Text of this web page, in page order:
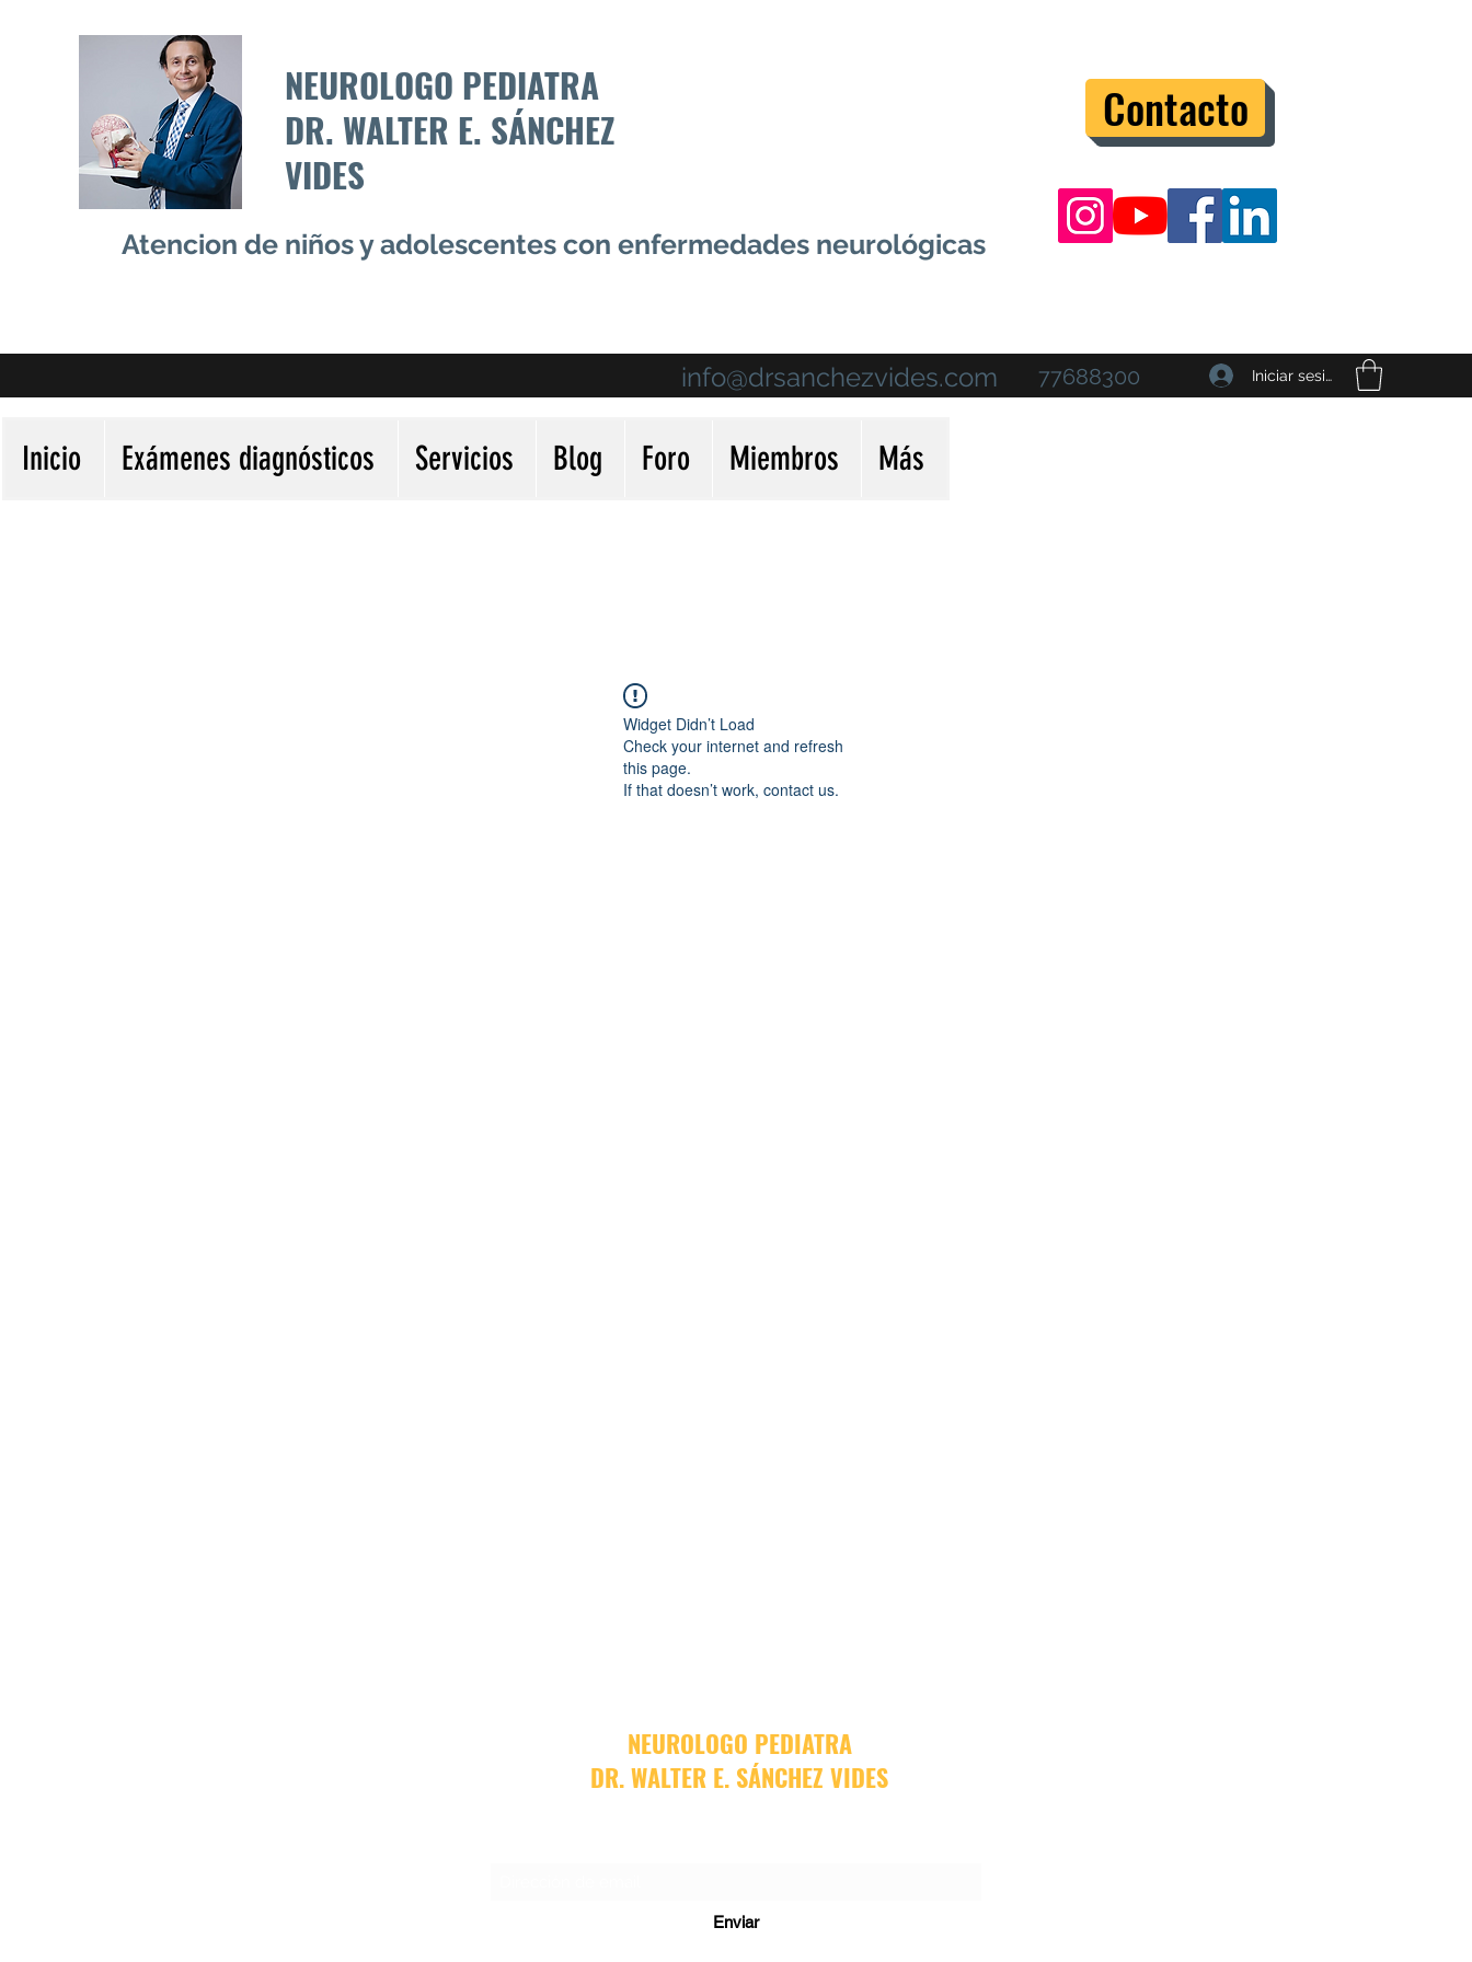
NEUROLOGO PEDIATRA
DR. WALTER E. SÁNCHEZ
VIDES
Atencion de niños y adolescentes con enfermedades neurológicas
Contacto
info@drsanchezvides.com 77688300 Iniciar sesión
Inicio Exámenes diagnósticos Servicios Blog Foro Miembros Más
Widget Didn’t Load
Check your internet and refresh
this page.
If that doesn’t work, contact us.
NEUROLOGO PEDIATRA
DR. WALTER E. SÁNCHEZ VIDES
Enviar